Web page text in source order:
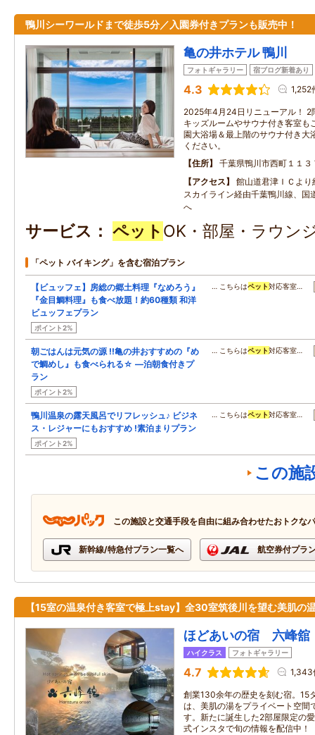
鴨川シーワールドまで徒歩5分／入園券付きプランも販売中！
亀の井ホテル 鴨川
フォトギャラリー 宿ブログ新着あり
4.3 1,252
2025年4月24日リニューアル！ 2
キッズルームやサウナ付き客室も
園大浴場＆最上階のサウナ付き大
ください。
住所
千葉県鴨川市西町１１３
アクセス
館山道君津ＩＣよ
スカイライン経由千葉鴨川線、国
へ
サービス ペット OK・部屋・ラウン
「ペット バイキング」を含む宿泊プラン
【ビュッフェ】房総の郷土料理『なめろう』
『金目鯛料理』も食べ放題！約60種類 和洋
ビュッフェプラン
ポイント2%
… こちらはペット対応客室…
朝ごはんは元気の源 !!亀の井おすすめの『め
で鯛めし』も食べられる☆ ―泊朝食付きプ
ラン
ポイント2%
… こちらはペット対応客室…
鴨川温泉の露天風呂でリフレッシュ♪ ビジネ
ス・レジャーにもおすすめ !素泊まりプラン
ポイント2%
… こちらはペット対応客室…
この施
この施設と交通手段を自由に組み合わせたおトクな
新幹線/特急付プラン一覧へ 航空券付プラ
【15室の温泉付き客室で極上stay】全30室筑後川を望む美肌の
ほどあいの宿 六峰舘
ハイクラス フォトギャラリー
4.7 1,343
創業130余年の歴史を刻む宿。15
は、美肌の湯をプライベート空間
す。新たに誕生した2部屋限定の
式インスタで旬の情報を配信中！